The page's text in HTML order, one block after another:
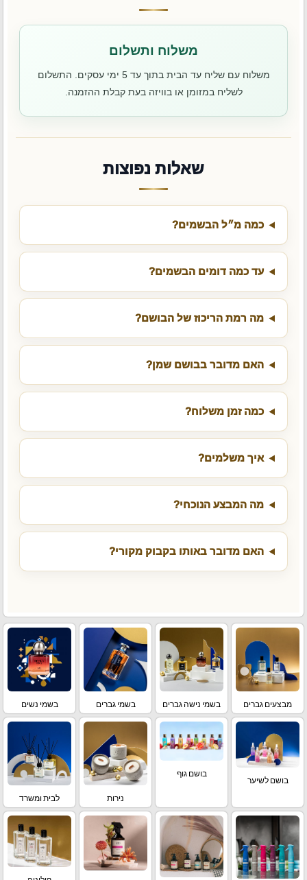
משלוח ותשלום
משלוח עם שליח עד הבית בתוך עד 5 ימי עסקים. התשלום
לשליח במזומן או בוויזה בעת קבלת ההזמנה.
שאלות נפוצות
כמה מ״ל הבשמים?
עד כמה דומים הבשמים?
מה רמת הריכוז של הבושם?
האם מדובר בבושם שמן?
כמה זמן משלוח?
איך משלמים?
מה המבצע הנוכחי?
האם מדובר באותו בקבוק מקורי?
מבצעים גברים בשמי נישה גברים בשמי גברים בשמי נשים
בושם לשיער
בושם גוף
נירות לבית ומשרד